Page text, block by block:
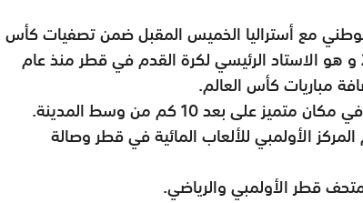
مع أستراليا الخميس المقبل ضمن تصفيات كأس
آسيا المؤهلة لنهائيات كأس العالم قطر 2022 و هو الاستاد الرئيسي لكرة القدم في قطر منذ عام
يوفر الاستاد للمشجعين 40,000 مقعد ويقع في مكان متميز على بعد 10 كم من وسط المدينة.
الأولمبي للألعاب المائية في قطر وصالة